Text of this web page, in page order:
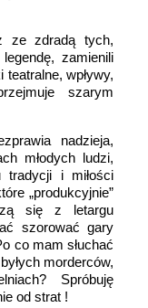
ze zdradą tych,
zamienili
wpływy,
szarym
nadzieja,
młodych ludzi,
tradycji i miłości
„produkcyjnie”
się z letargu
szorować gary
co mam słuchać
morderców,
Spróbuję
od strat !